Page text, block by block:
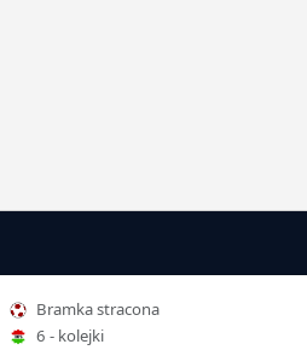
Bramka stracona
6 - kolejki